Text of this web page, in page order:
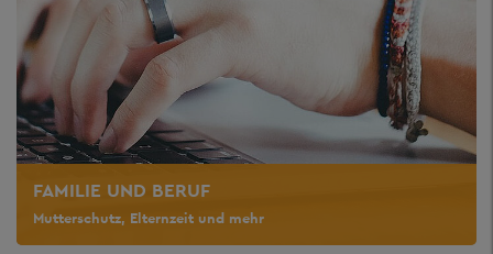
FAMILIE UND BERUF
Mutterschutz, Elternzeit und mehr